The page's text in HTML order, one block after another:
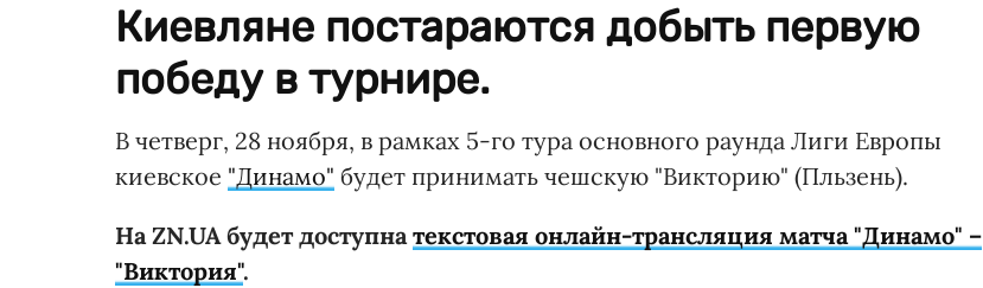
Киевляне постараются добыть первую
победу в турнире.
В четверг, 28 ноября, в рамках 5-го тура основного раунда Лиги Европы
киевское "Динамо" будет принимать чешскую "Викторию" (Пльзень).
На ZN.UA будет доступнатекстовая онлайн-трансляция матча "Динамо" –
"Виктория".